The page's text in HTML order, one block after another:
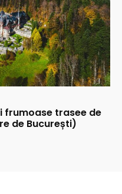
frumoase trasee de
de București)